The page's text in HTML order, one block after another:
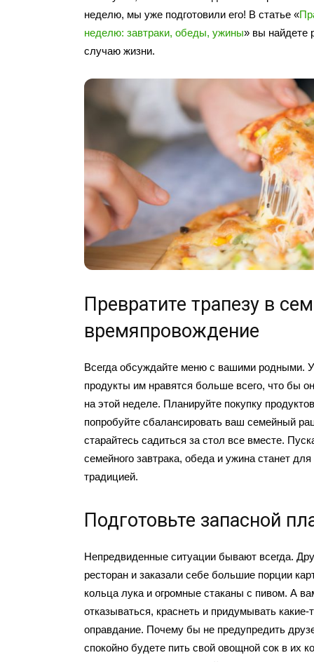
неделю, мы уже подготовили его! В статье «
неделю: завтраки, обеды, ужины» вы найдете
случаю жизни.
Превратите трапезу в
времяпровождение
Всегда обсуждайте меню с вашими родными.
продукты им нравятся больше всего, что бы
на этой неделе. Планируйте покупку
попробуйте сбалансировать ваш семейный
старайтесь садиться за стол все вместе.
семейного завтрака, обеда и ужина станет
традицией.
Подготовьте запасной
Непредвиденные ситуации бывают всегда.
ресторан и заказали себе большие порции
кольца лука и огромные стаканы с пивом. А
отказываться, краснеть и придумывать какие-
оправдание. Почему бы не предупредить
спокойно будете пить свой овощной сок в их